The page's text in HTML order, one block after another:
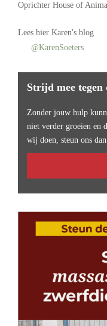
Oprichter House of
Lees hier Karen's blog
@KarenSoeters
Strijd mee tegen
Zonder jouw hulp
niet verder groeien en
wij doen, steun ons